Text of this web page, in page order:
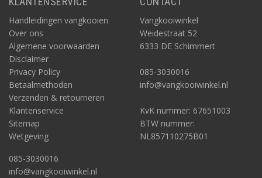
Handleidingen vangkooien
Over ons
Algemene voorwaarden
Disclaimer
Privacy Policy
Betaalmethoden
Verzenden & retourneren
Klantenservice
Sitemap
Wetgeving
085-3030016
info@vangkooiwinkel.nl
Vangkooiwinkel
Weidestraat 52
6333 DE Schimmert
085-3030016
info@vangkooiwinkel.nl
KvK nummer: 67651003
BTW nummer:
NL857110275B01